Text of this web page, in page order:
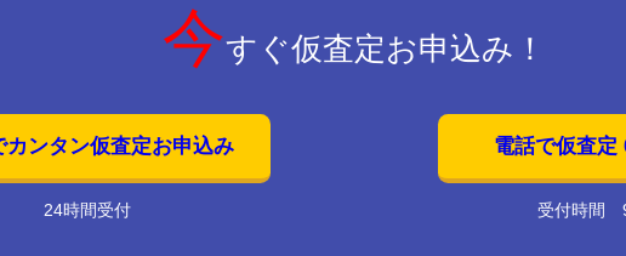
今すぐ仮査定お申込み！
カンタン仮査定お申込み
24時間受付
電話で仮査定
受付時間